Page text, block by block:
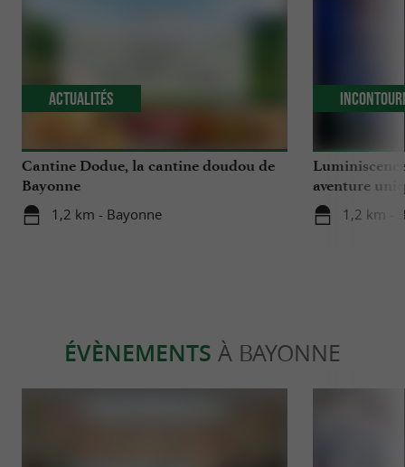
Cantine Dodue, la cantine doudou de
Bayonne
1,2 km - Bayonne
Actualités
aventure
cathédrale
1,2 km -
ÉVÈNEMENTS À BAYONNE